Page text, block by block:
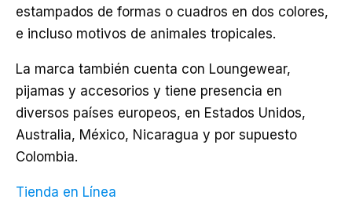
estampados de formas o cuadros en dos colores,
e incluso motivos de animales tropicales.
La marca también cuenta con Loungewear,
pijamas y accesorios y tiene presencia en
diversos países europeos, en Estados Unidos,
Australia, México, Nicaragua y por supuesto
Colombia.
Tienda en Línea